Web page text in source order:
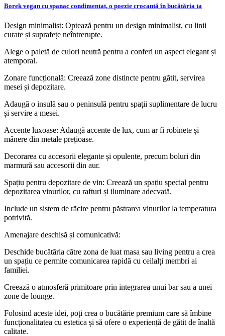
Borek vegan cu spanac condimentat, o poezie crocantă în bucătăria ta
Design minimalist: Optează pentru un design minimalist, cu linii
curate și suprafețe neîntrerupte.
Alege o paletă de culori neutră pentru a conferi un aspect elegant și
atemporal.
Zonare funcțională: Creează zone distincte pentru gătit, servirea
mesei și depozitare.
Adaugă o insulă sau o peninsulă pentru spații suplimentare de lucru
și servire a mesei.
Accente luxoase: Adaugă accente de lux, cum ar fi robinete și
mânere din metale prețioase.
Decorarea cu accesorii elegante și opulente, precum boluri din
marmură sau accesorii din aur.
Spațiu pentru depozitare de vin: Creează un spațiu special pentru
depozitarea vinurilor, cu rafturi și iluminare adecvată.
Include un sistem de răcire pentru păstrarea vinurilor la temperatura
potrivită.
Amenajare deschisă și comunicativă:
Deschide bucătăria către zona de luat masa sau living pentru a crea
un spațiu ce permite comunicarea rapidă cu ceilalți membri ai
familiei.
Creează o atmosferă primitoare prin integrarea unui bar sau a unei
zone de lounge.
Folosind aceste idei, poți crea o bucătărie premium care să îmbine
funcționalitatea cu estetica și să ofere o experiență de gătit de înaltă
calitate.